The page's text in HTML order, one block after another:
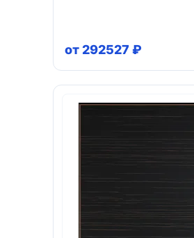
от 292527 ₽